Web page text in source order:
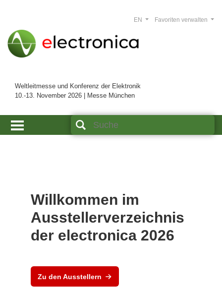
Weltleitmesse und Konferenz der Elektronik
10.-13. November 2026 | Messe München
Favoriten verwalten
EN
Willkommen im
Ausstellerverzeichnis
der electronica 2026
Zu den Ausstellern